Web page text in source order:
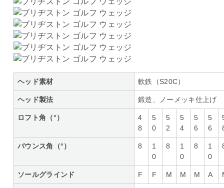
ヘッド素材 軟鉄（S20C）
ヘッド製法 鍛造、ノーメッキ仕上げ
ロフト角（°）
4
8
5
0
5
2
5
4
5
6
5
6
バウンス角（°） 8
1
0
8
1
0
8
1
0
ソールグラインド F F M M M A